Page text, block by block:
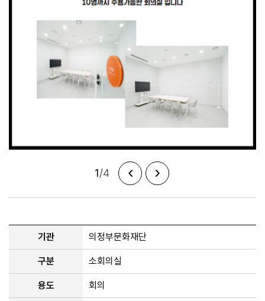
1/4
기관 의정부문화재단
구분 소회의실
용도 회의